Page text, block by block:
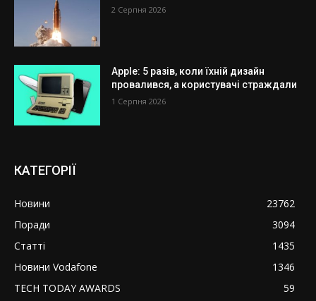
2 Серпня 2026
Apple: 5 разів, коли їхній дизайн
провалився, а користувачі страждали
1 Серпня 2026
КАТЕГОРІЇ
Новини
23762
Поради
3094
Статті
1435
Новини Vodafone
1346
TECH TODAY AWARDS
59